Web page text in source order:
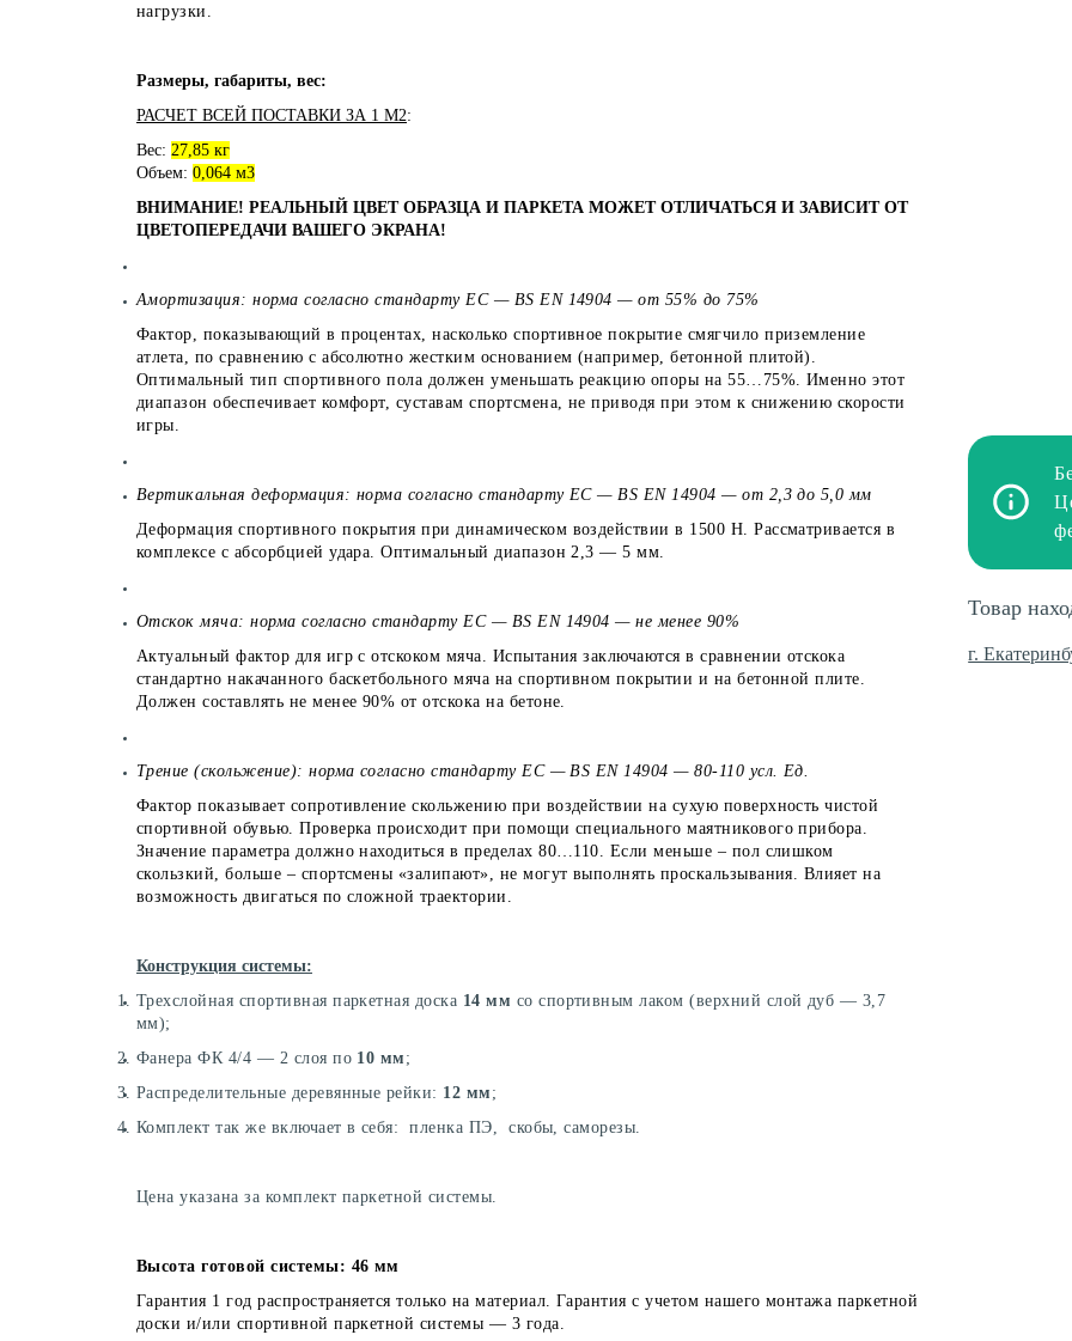
нагрузки.
Размеры, габариты, вес:
РАСЧЕТ ВСЕЙ ПОСТАВКИ ЗА 1 М2:
Вес: 27,85 кг
Объем: 0,064 м3
ВНИМАНИЕ! РЕАЛЬНЫЙ ЦВЕТ ОБРАЗЦА И ПАРКЕТА МОЖЕТ ОТЛИЧАТЬСЯ И ЗАВИСИТ ОТ
ЦВЕТОПЕРЕДАЧИ ВАШЕГО ЭКРАНА!
Амортизация: норма согласно стандарту ЕС — BS EN 14904 — от 55% до 75%
Фактор, показывающий в процентах, насколько спортивное покрытие смягчило приземление
атлета, по сравнению с абсолютно жестким основанием (например, бетонной плитой).
Оптимальный тип спортивного пола должен уменьшать реакцию опоры на 55…75%. Именно этот
диапазон обеспечивает комфорт, суставам спортсмена, не приводя при этом к снижению скорости
игры.
Вертикальная деформация: норма согласно стандарту ЕС — BS EN 14904 — от 2,3 до 5,0 мм
Деформация спортивного покрытия при динамическом воздействии в 1500 Н. Рассматривается в
комплексе с абсорбцией удара. Оптимальный диапазон 2,3 — 5 мм.
Отскок мяча: норма согласно стандарту ЕС — BS EN 14904 — не менее 90%
Актуальный фактор для игр с отскоком мяча. Испытания заключаются в сравнении отскока
стандартно накачанного баскетбольного мяча на спортивном покрытии и на бетонной плите.
Должен составлять не менее 90% от отскока на бетоне.
Трение (скольжение): норма согласно стандарту ЕС — BS EN 14904 — 80-110 усл. Ед.
Фактор показывает сопротивление скольжению при воздействии на сухую поверхность чистой
спортивной обувью. Проверка происходит при помощи специального маятникового прибора.
Значение параметра должно находиться в пределах 80…110. Если меньше – пол слишком
скользкий, больше – спортсмены «залипают», не могут выполнять проскальзывания. Влияет на
возможность двигаться по сложной траектории.
Конструкция системы:
Трехслойная спортивная паркетная доска 14 мм со спортивным лаком (верхний слой дуб — 3,7
мм);
Фанера ФК 4/4 — 2 слоя по 10 мм ;
Распределительные деревянные рейки: 12 мм ;
Комплект так же включает в себя: пленка ПЭ, скобы, саморезы.
Цена указана за комплект паркетной системы.
Высота готовой системы: 46 мм
Гарантия 1 год распространяется только на материал. Гарантия с учетом нашего монтажа паркетной
доски и/или спортивной паркетной системы — 3 года.
Товар
г.